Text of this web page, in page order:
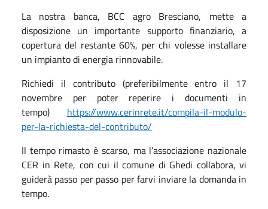
La nostra banca, BCC agro Bresciano, mette a
disposizione un importante supporto finanziario, a
copertura del restante 60%, per chi volesse installare
un impianto di energia rinnovabile.
Richiedi il contributo (preferibilmente entro il 17
novembre per poter reperire i documenti in
tempo) https://www.cerinrete.it/compila-il-modulo-
per-la-richiesta-del-contributo/
Il tempo rimasto è scarso, ma l’associazione nazionale
CER in Rete, con cui il comune di Ghedi collabora, vi
guiderà passo per passo per farvi inviare la domanda in
tempo.